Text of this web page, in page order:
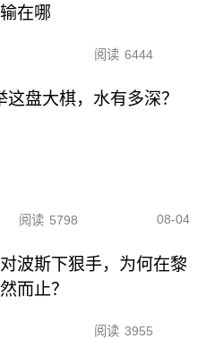
在哪
阅读 6444
盘大棋，水有多深？
阅读 5798 08-04
波斯下狠手，为何在黎
而止？
阅读 3955